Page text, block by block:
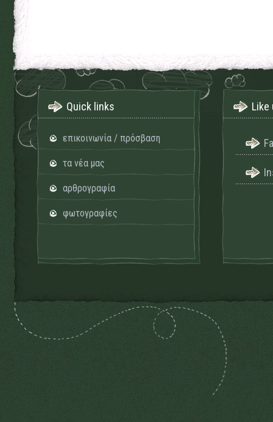
Quick links
επικοινωνία / πρόσβαση
τα νέα μας
αρθρογραφία
φωτογραφίες
Like